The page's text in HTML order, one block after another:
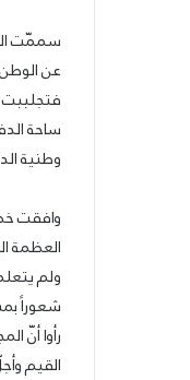
سممّت
عن
فتجلببت
ساحة
وطنية
وافقت
العظمة
ولم
شعوراً
رأوا أنّ
القيم